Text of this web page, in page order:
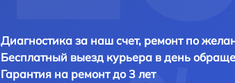
Диагностика за наш счет, ремонт по
Бесплатный выезд курьера в день
Гарантия на ремонт до 3 лет